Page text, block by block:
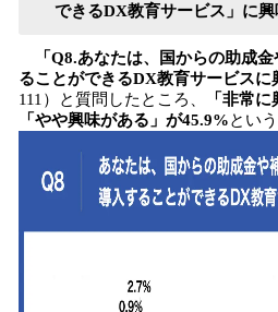
できるDX教育サービス」に興
「Q8.あなたは、国からの助成金
ることができるDX教育サービスに
111）と質問したところ、
「非常
「やや興味がある」が45.9%とい